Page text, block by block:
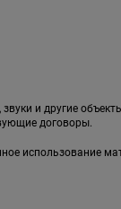
и другие
договоры.
использование